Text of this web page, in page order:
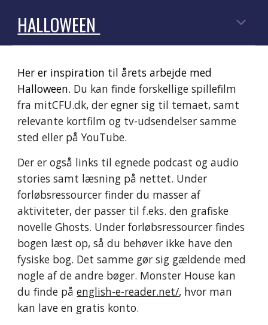
HALLOWEEN
Her er inspiration til årets arbejde med
Halloween. Du kan finde forskellige spillefilm
fra mitCFU.dk, der egner sig til temaet, samt
relevante kortfilm og tv-udsendelser samme
sted eller på YouTube.
Der er også links til egnede podcast og audio
stories samt læsning på nettet. Under
forløbsressourcer finder du masser af
aktiviteter, der passer til f.eks. den grafiske
novelle Ghosts. Under forløbsressourcer findes
bogen læst op, sådu behøver ikke have den
fysiske bog. Det samme gør sig gældende med
nogle af de andre bøger. Monster House kan
du finde påenglish-e-reader.net/, hvor man
kan lave en gratis konto.